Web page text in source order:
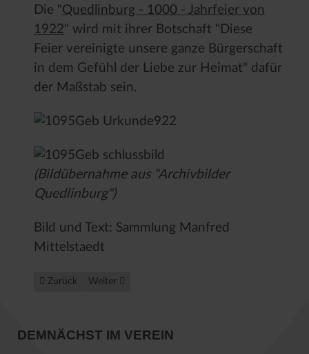
Die "Quedlinburg - 1000 - Jahrfeier von
1922" wird mit ihrer Botschaft "Diese
Feier vereinigte unsere ganze Bürgerschaft
in dem Gefühl der Liebe zur Heimat" dafür
der Maßstab sein.
(Bildübernahme aus "Archivbilder
Quedlinburg")
Bild und Text: Sammlung Manfred
Mittelstaedt
Vorheriger Beitrag: Europas QUEDLINBURG-GESCHICHTE
Zurück Nächster Beitrag: In Memoriam "Heinz Kittel 2016"
Weiter
DEMNÄCHST IM VEREIN